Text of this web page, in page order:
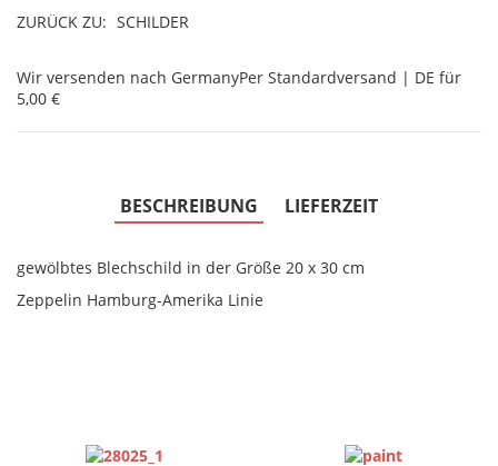
ZURÜCK ZU: SCHILDER
Wir versenden nach GermanyPer Standardversand | DE für
5,00 €
BESCHREIBUNG LIEFERZEIT
gewölbtes Blechschild in der Größe 20 x 30 cm
Zeppelin Hamburg-Amerika Linie